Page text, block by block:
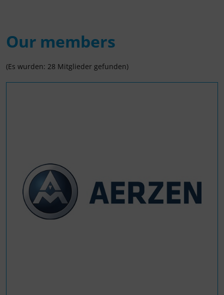
Our members
(Es wurden: 28 Mitglieder gefunden)